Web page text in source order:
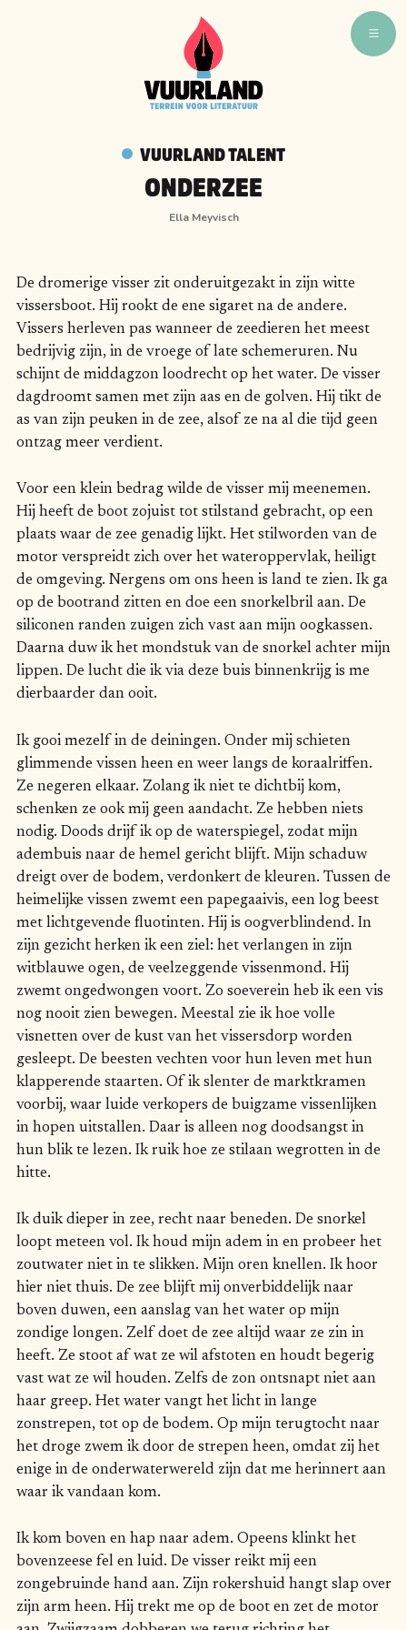
WAT ZIJN WIJ
VUURLAND TALENT
VUURLAND LEEST
VUURLAND TALENT
ONDERZEE
Ella Meyvisch
De dromerige visser zit onderuitgezakt in zijn witte
vissersboot. Hij rookt de ene sigaret na de andere.
Vissers herleven pas wanneer de zeedieren het meest
bedrijvig zijn, in de vroege of late schemeruren. Nu
schijnt de middagzon loodrecht op het water. De visser
dagdroomt samen met zijn aas en de golven. Hij tikt de
as van zijn peuken in de zee, alsof ze na al die tijd geen
ontzag meer verdient.
Voor een klein bedrag wilde de visser mij meenemen.
Hij heeft de boot zojuist tot stilstand gebracht, op een
plaats waar de zee genadig lijkt. Het stilworden van de
motor verspreidt zich over het wateroppervlak, heiligt
de omgeving. Nergens om ons heen is land te zien. Ik ga
op de bootrand zitten en doe een snorkelbril aan. De
siliconen randen zuigen zich vast aan mijn oogkassen.
Daarna duw ik het mondstuk van de snorkel achter mijn
lippen. De lucht die ik via deze buis binnenkrijg is me
dierbaarder dan ooit.
Ik gooi mezelf in de deiningen. Onder mij schieten
glimmende vissen heen en weer langs de koraalriffen.
Ze negeren elkaar. Zolang ik niet te dichtbij kom,
schenken ze ook mij geen aandacht. Ze hebben niets
nodig. Doods drijf ik op de waterspiegel, zodat mijn
adembuis naar de hemel gericht blijft. Mijn schaduw
dreigt over de bodem, verdonkert de kleuren. Tussen de
heimelijke vissen zwemt een papegaaivis, een log beest
met lichtgevende fluotinten. Hij is oogverblindend. In
zijn gezicht herken ik een ziel: het verlangen in zijn
witblauwe ogen, de veelzeggende vissenmond. Hij
zwemt ongedwongen voort. Zo soeverein heb ik een vis
nog nooit zien bewegen. Meestal zie ik hoe volle
visnetten over de kust van het vissersdorp worden
gesleept. De beesten vechten voor hun leven met hun
klapperende staarten. Of ik slenter de marktkramen
voorbij, waar luide verkopers de buigzame vissenlijken
in hopen uitstallen. Daar is alleen nog doodsangst in
hun blik te lezen. Ik ruik hoe ze stilaan wegrotten in de
hitte.
Ik duik dieper in zee, recht naar beneden. De snorkel
loopt meteen vol. Ik houd mijn adem in en probeer het
zoutwater niet in te slikken. Mijn oren knellen. Ik hoor
hier niet thuis. De zee blijft mij onverbiddelijk naar
boven duwen, een aanslag van het water op mijn
zondige longen. Zelf doet de zee altijd waar ze zin in
heeft. Ze stoot af wat ze wil afstoten en houdt begerig
vast wat ze wil houden. Zelfs de zon ontsnapt niet aan
haar greep. Het water vangt het licht in lange
zonstrepen, tot op de bodem. Op mijn terugtocht naar
het droge zwem ik door de strepen heen, omdat zij het
enige in de onderwaterwereld zijn dat me herinnert aan
waar ik vandaan kom.
Ik kom boven en hap naar adem. Opeens klinkt het
bovenzeese fel en luid. De visser reikt mij een
zongebruinde hand aan. Zijn rokershuid hangt slap over
zijn arm heen. Hij trekt me op de boot en zet de motor